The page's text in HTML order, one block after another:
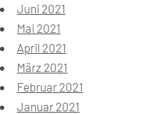
Juni 2021
Mai 2021
April 2021
März 2021
Februar 2021
Januar 2021